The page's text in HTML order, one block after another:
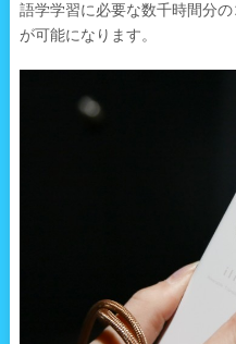
語学学習に必要な数千時間分
が可能になります。